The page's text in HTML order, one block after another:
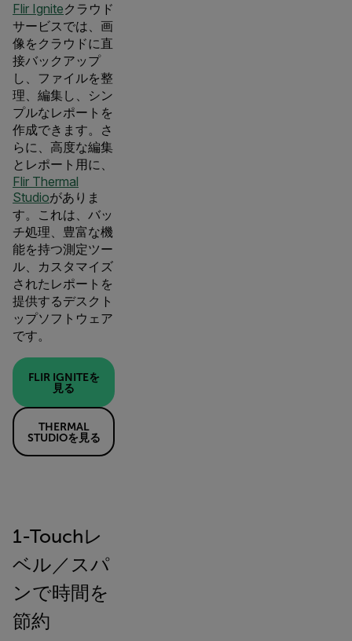
Flir Igniteクラウド
サービスでは、画
像をクラウドに直
接バックアップ
し、ファイルを整
理、編集し、シン
プルなレポートを
作成できます。さ
らに、高度な編集
とレポート用に、
Flir Thermal
Studioがありま
す。これは、バッ
チ処理、豊富な機
能を持つ測定ツー
ル、カスタマイズ
されたレポートを
提供するデスクト
ップソフトウェア
です。
FLIR IGNITEを
見る
THERMAL
STUDIOを見る
1-Touchレ
ベル／スパ
ンで時間を
節約